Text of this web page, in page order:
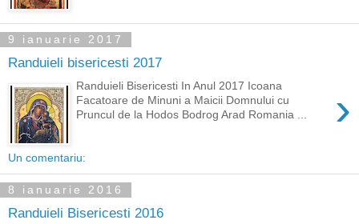
9 ianuarie 2017
Randuieli bisericesti 2017
›
Randuieli Bisericesti In Anul 2017 Icoana
Facatoare de Minuni a Maicii Domnului cu
Pruncul de la Hodos Bodrog Arad Romania ...
Un comentariu:
8 ianuarie 2016
Randuieli Bisericesti 2016